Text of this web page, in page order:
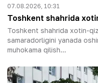
07.08.2026, 10:31
Toshkent shahrida
Toshkent shahrida xotin-
samaradorligini yanada
muhokama qilish...